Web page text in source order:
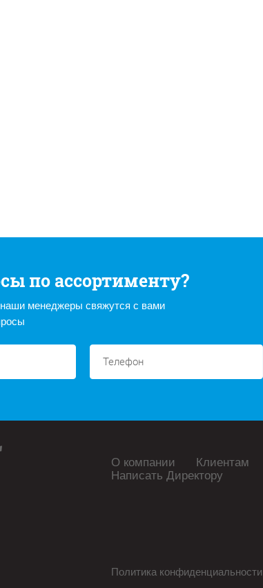
по ассортименту?
менеджеры свяжутся с вами
О компании Клиентам
Написать Директору
Политика конфиденциальности